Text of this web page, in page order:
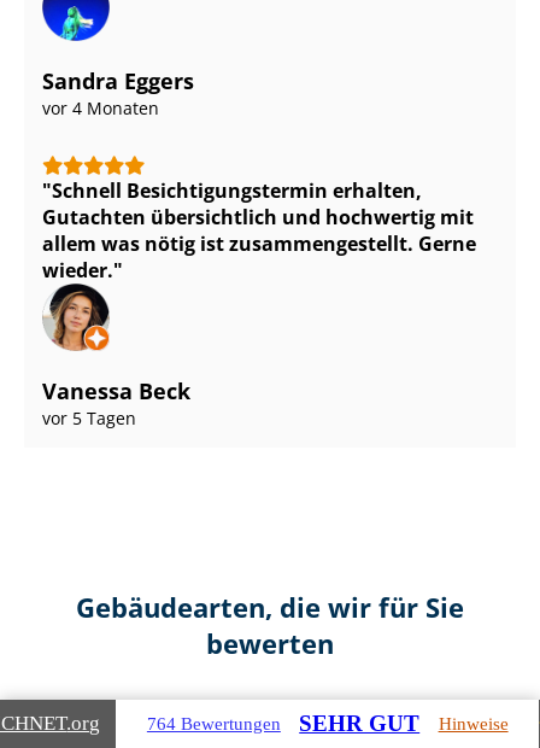
Sandra Eggers
vor 4 Monaten
Schnell Be­sich­ti­gungs­ter­min erhalten,
Gutachten übersichtlich und hochwertig mit
allem was nötig ist zu­sam­men­ge­stellt. Gerne
wieder.
Vanessa Beck
vor 5 Tagen
Gebäudearten, die wir für Sie
bewerten
.org 764 Bewertungen SEHR GUT Hinweise